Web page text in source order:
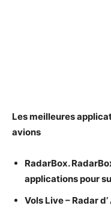
Les meilleures
avions
RadarBox.
applications pour
Vols Live – Radar d’